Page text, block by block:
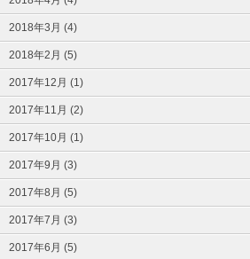
2018年3月 (4)
2018年2月 (5)
2017年12月 (1)
2017年11月 (2)
2017年10月 (1)
2017年9月 (3)
2017年8月 (5)
2017年7月 (3)
2017年6月 (5)